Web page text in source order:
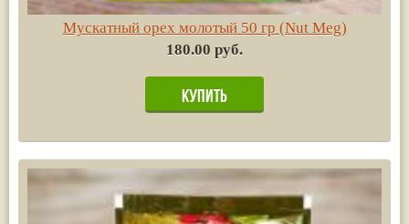
Мускатный орех молотый 50 гр (Nut Meg)
180.00 руб.